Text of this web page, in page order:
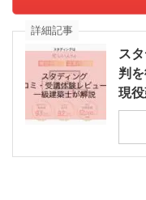
詳細記事
ス
判
現